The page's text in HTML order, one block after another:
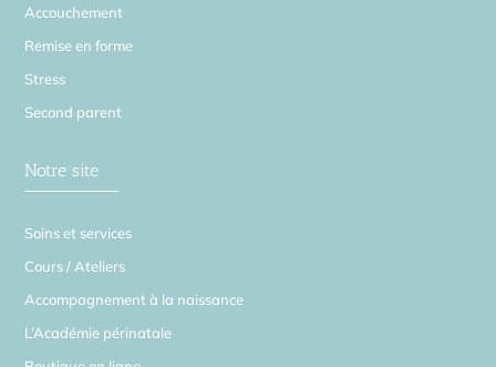
Accouchement
Remise en forme
Stress
Second parent
Notre site
Soins et services
Cours / Ateliers
Accompagnement à la naissance
L’Académie périnatale